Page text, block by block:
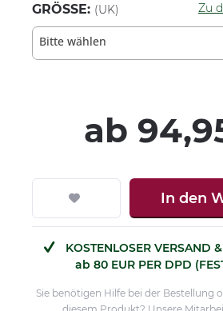
GRÖSSE: (UK) Zu
Bitte wählen
ab
In den
KOSTENLOSER VERSAND
ab 80 EUR PER DPD
Sie benötigen Hilfe bei der Bestellung